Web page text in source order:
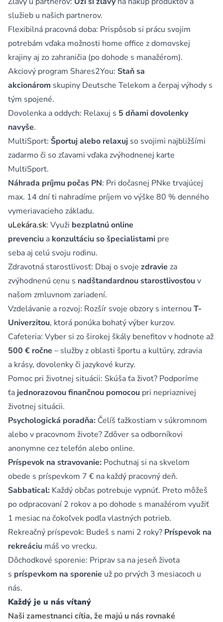
služieb u našich partnerov.
Flexibilná pracovná doba: Prispôsob si prácu svojim
potrebám vďaka možnosti home office z domovskej
krajiny aj zo zahraničia (po dohode s manažérom).
Akciový program Shares2You: Staň sa
akcionárom skupiny Deutsche Telekom a čerpaj výhody s
tým spojené.
Dovolenka a oddych: Relaxuj s 5 dňami dovolenky
navyše.
MultiSport: Športuj alebo relaxuj so svojimi najbližšími
zadarmo či so zľavami vďaka zvýhodnenej karte
MultiSport.
Náhrada príjmu počas PN: Pri dočasnej PNke trvajúcej
max. 14 dní ti nahradíme príjem vo výške 80 % denného
vymeriavacieho základu.
uLekára.sk: Využi bezplatnú online
prevenciu a konzultáciu so špecialistami pre
seba aj celú svoju rodinu.
Zdravotná starostlivosť: Dbaj o svoje zdravie za
zvýhodnenú cenu s nadštandardnou starostlivosťouv
našom zmluvnom zariadení.
Vzdelávanie a rozvoj: Rozšír svoje obzory s internou T-
Univerzitou, ktorá ponúka bohatý výber kurzov.
Cafeteria: Vyber si zo širokej škály benefitov v hodnote až
500 € ročne – služby z oblasti športu a kultúry, zdravia
a krásy, dovolenky či jazykové kurzy.
Pomoc pri životnej situácii: Skúša ťa život? Podporíme
ťa jednorazovou finančnou pomocou pri nepriaznivej
životnej situácii.
Psychologická poradňa: Čelíš ťažkostiam v súkromnom
alebo v pracovnom živote? Zdôver sa odborníkovi
anonymne cez telefón alebo online.
Príspevok na stravovanie: Pochutnaj si na skvelom
obede s príspevkom 7 € na každý pracovný deň.
Sabbatical: Každý občas potrebuje vypnúť. Preto môžeš
po odpracovaní 2 rokov a po dohode s manažérom využiť
1 mesiac na čokoľvek podľa vlastných potrieb.
Rekreačný príspevok: Budeš s nami 2 roky? Príspevok na
rekreáciu máš vo vrecku.
Dôchodkové sporenie: Priprav sa na jeseň života
s príspevkom na sporenie už po prvých 3 mesiacoch u
nás.
Každý je u nás vítaný
Naši zamestnanci cítia, že majú u nás rovnaké